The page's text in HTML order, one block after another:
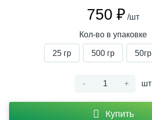
750 ₽ /шт
Кол-во в упаковке
25 гр 500 гр 50гр
- + шт
Купить